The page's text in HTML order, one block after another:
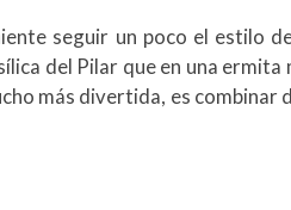
seguir un poco el estilo
del Pilar que en una
más divertida, es